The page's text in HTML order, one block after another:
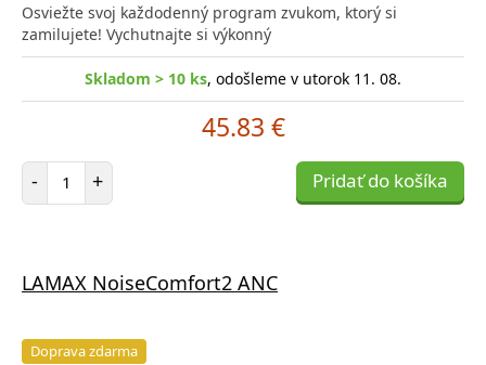
Osviežte svoj každodenný program zvukom, ktorý si
zamilujete! Vychutnajte si výkonný
Skladom > 10 ks, odošleme v utorok 11. 08.
45.83 €
- Počet položiek
+ Pridať do košíka
LAMAX NoiseComfort2 ANC
Doprava zdarma